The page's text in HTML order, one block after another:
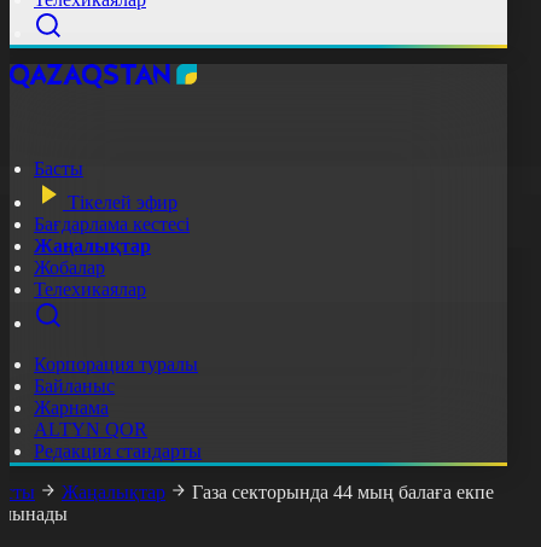
Басты
Тікелей эфир
Бағдарлама кестесі
Жаңалықтар
Жобалар
Телехикаялар
Корпорация туралы
Байланыс
Жарнама
ALTYN QOR
Редакция стандарты
Жаңалықтар
Газа секторында 44 мың балаға екпе